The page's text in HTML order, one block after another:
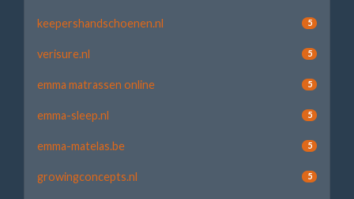
keepershandschoenen.nl 5
verisure.nl 5
emma matrassen online 5
emma-sleep.nl 5
emma-matelas.be 5
growingconcepts.nl 5